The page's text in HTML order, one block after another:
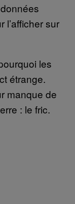
l’afficher sur
les
étrange.
manque de
: le fric.